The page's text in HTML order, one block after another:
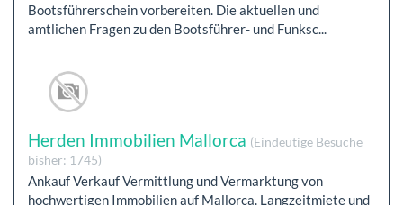
Bootsführerschein vorbereiten. Die aktuellen und
amtlichen Fragen zu den Bootsführer- und Funksc...
Herden Immobilien Mallorca (Eindeutige Besuche
bisher: 1745)
Ankauf Verkauf Vermittlung und Vermarktung von
hochwertigen Immobilien auf Mallorca. Langzeitmiete und